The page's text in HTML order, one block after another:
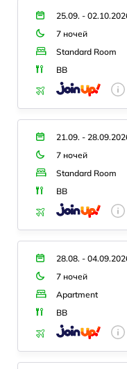
25.09. -
7 ночей
Standard Room
BB
21.09. -
7 ночей
Standard Room
BB
28.08. -
7 ночей
Apartment
BB